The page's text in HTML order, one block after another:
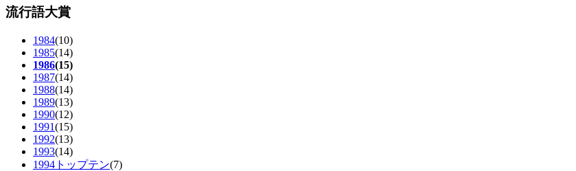
流行語大賞
1984(10)
1985(14)
1986(15)
1987(14)
1988(14)
1989(13)
1990(12)
1991(15)
1992(13)
1993(14)
1994トップテン(7)